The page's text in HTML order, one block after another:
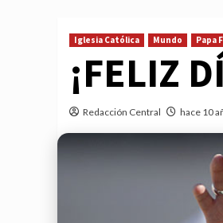
Iglesia Católica Mundo Papa
¡FELIZ
Redacción Central hace 10